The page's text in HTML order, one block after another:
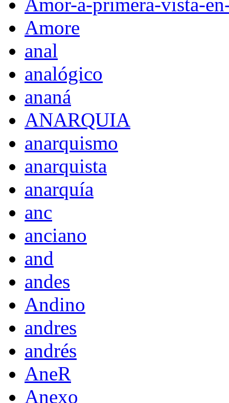
Amor-a-primera-vista-
Amore
anal
analógico
ananá
ANARQUIA
anarquismo
anarquista
anarquía
anc
anciano
and
andes
Andino
andres
andrés
AneR
Anexo